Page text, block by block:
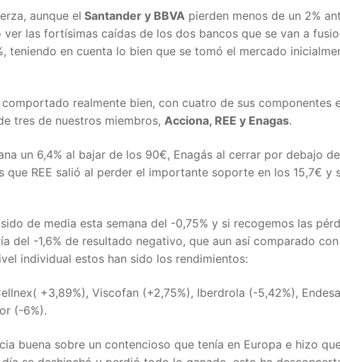
aunque el Santander y BBVA pierden menos de un 2%
las fortísimas caídas de los dos bancos que se van a
teniendo en cuenta lo bien que se tomó el mercado
realmente bien, con cuatro de sus componentes
tres de nuestros miembros, Acciona, REE y Enagas.
un 6,4% al bajar de los 90€, Enagás al cerrar por debajo
que REE salió al perder el importante soporte en los 15,7€ y
de media esta semana del -0,75% y si recogemos las
del -1,6% de resultado negativo, que aun así comparado
individual estos han sido los rendimientos:
+3,89%), Viscofan (+2,75%), Iberdrola (-5,42%),
(-6%).
buena sobre un contencioso que tenía en Europa e hizo